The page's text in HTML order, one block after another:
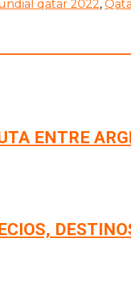
qatar 2022,
ENTRE